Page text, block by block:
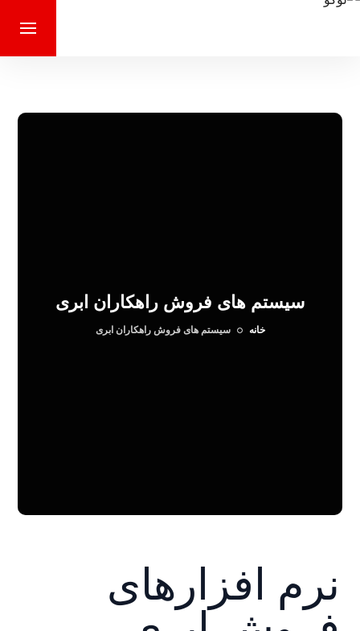
سیستم های فروش راهكاران ابری
خانه سیستم های فروش راهكاران ابری
نرم افزارهای